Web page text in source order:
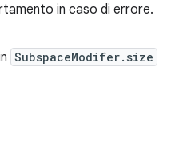
in caso di errore.
SubspaceModifer.size